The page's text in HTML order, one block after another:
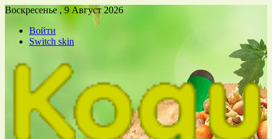
Воскресенье , 9 Август 2026
Войти
Switch skin